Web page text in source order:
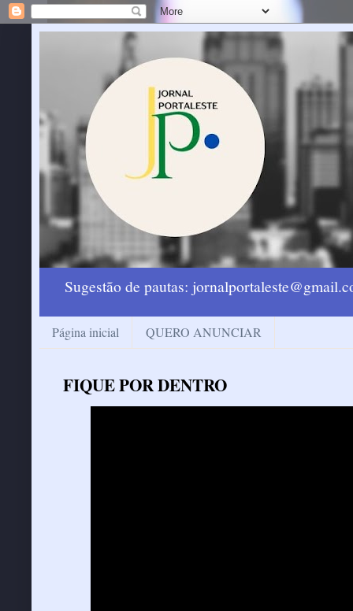
Sugestão de pautas:
Página inicial QUERO ANUNCIAR
FIQUE POR DENTRO